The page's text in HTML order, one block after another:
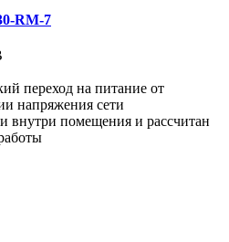
RM-7
переход на питание от
напряжения сети
внутри помещения и рассчитан